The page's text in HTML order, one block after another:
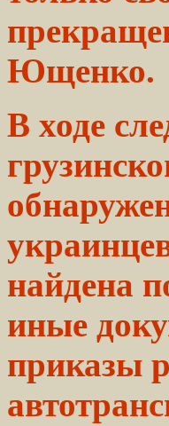
Ющенко.
В ходе
найдена
иные
приказы